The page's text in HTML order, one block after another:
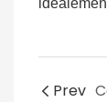
Prev